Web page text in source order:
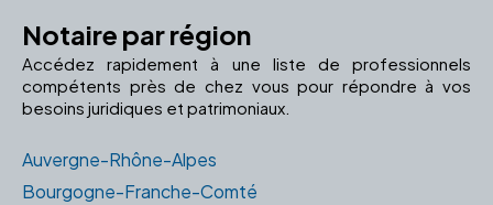
Notaire par région
Accédez rapidement à une liste de professionnels
compétents près de chez vous pour répondre à vos
besoins juridiques et patrimoniaux.
Auvergne-Rhône-Alpes
Bourgogne-Franche-Comté